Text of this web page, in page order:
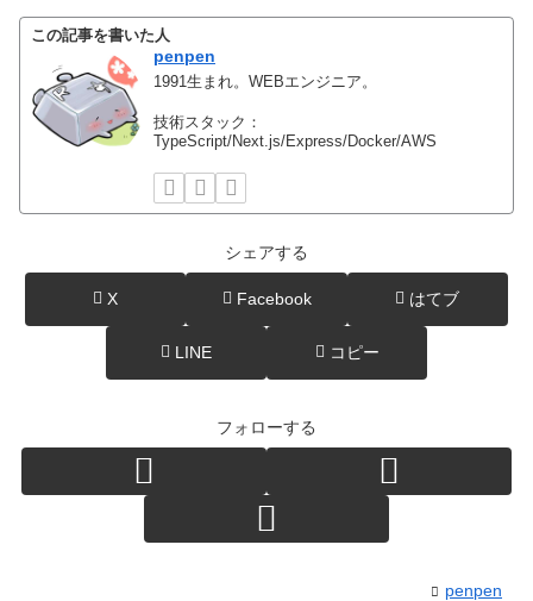
この記事を書いた人
penpen
1991生まれ。WEBエンジニア。
技術スタック：
TypeScript/Next.js/Express/Docker/AWS
シェアする
X Facebook はてブ
LINE コピー
フォローする
penpen